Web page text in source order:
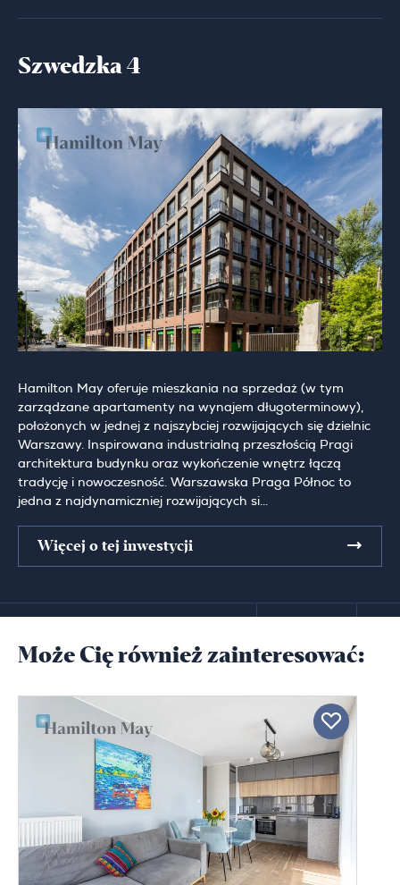
Szwedzka 4
Hamilton May oferuje mieszkania na sprzedaż (w tym
zarządzane apartamenty na wynajem długoterminowy),
położonych w jednej z najszybciej rozwijających się dzielnic
Warszawy. Inspirowana industrialną przeszłością Pragi
architektura budynku oraz wykończenie wnętrz łączą
tradycję i nowoczesność. Warszawska Praga Północ to
jedna z najdynamiczniej rozwijających si...
Więcej o tej inwestycji
Może Cię również zainteresować: